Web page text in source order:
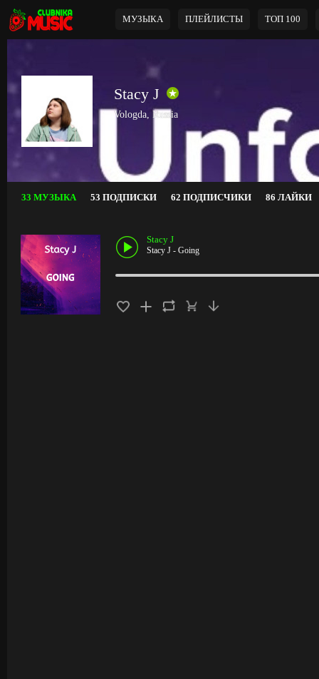
МУЗЫКА ПЛЕЙЛИСТЫ ТОП 100
Stacy J
Vologda, Russia
33 МУЗЫКА 53 ПОДПИСКИ 62 ПОДПИСЧИКИ 86 ЛАЙКИ
Stacy J
Stacy J - Going